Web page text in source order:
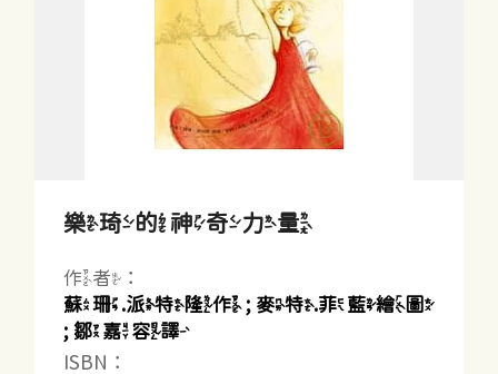
樂琦的神奇力量
作者：
蘇珊.派特隆作 ; 麥特.菲藍繪圖
; 鄒嘉容譯
ISBN：